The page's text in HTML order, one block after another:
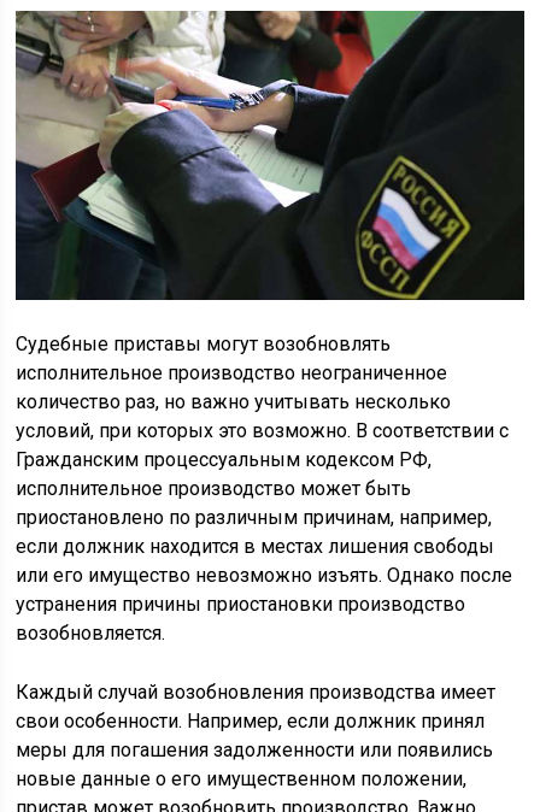
Судебные приставы могут возобновлять
исполнительное производство неограниченное
количество раз, но важно учитывать несколько
условий, при которых это возможно. В соответствии с
Гражданским процессуальным кодексом РФ,
исполнительное производство может быть
приостановлено по различным причинам, например,
если должник находится в местах лишения свободы
или его имущество невозможно изъять. Однако после
устранения причины приостановки производство
возобновляется.
Каждый случай возобновления производства имеет
свои особенности. Например, если должник принял
меры для погашения задолженности или появились
новые данные о его имущественном положении,